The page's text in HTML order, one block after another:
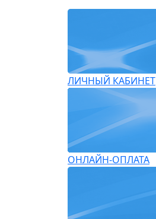
ЛИЧНЫЙ КАБИНЕТ
ОНЛАЙН-ОПЛАТА